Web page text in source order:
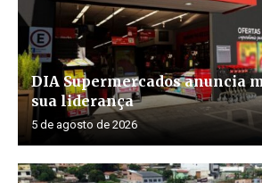
DIA Supermercados anuncia
sua liderança
5 de agosto de 2026